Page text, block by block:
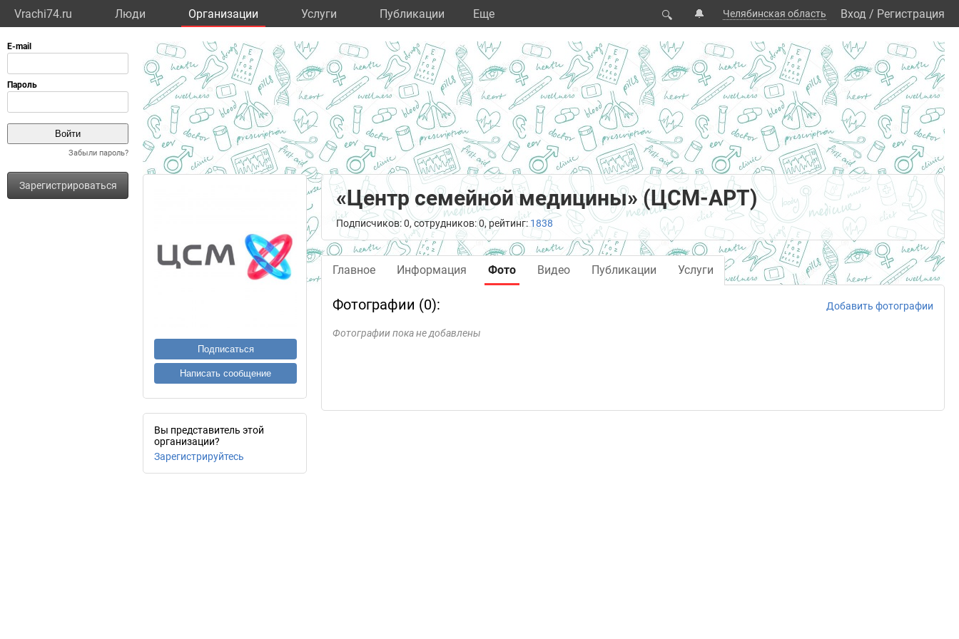
Vrachi74.ru Люди Организации Услуги Публикации Eще 🔍 🔔 Челябинская область Вход / Регистрация
Забыли пароль?
Зарегистрироваться
Подписаться
Написать сообщение
Вы представитель этой
организации?
Зарегистрируйтесь
«Центр семейной медицины» (ЦСМ-АРТ)
Подписчиков: 0, сотрудников: 0, рейтинг: 1838
Главное Информация Фото Видео Публикации Услуги
Фотографии (0): Добавить фотографии
Фотографии пока не добавлены